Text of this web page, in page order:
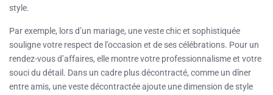
style.
Par exemple, lors d’un mariage, une veste chic et sophistiquée
souligne votre respect de l’occasion et de ses célébrations. Pour un
rendez-vous d’affaires, elle montre votre professionnalisme et votre
souci du détail. Dans un cadre plus décontracté, comme un dîner
entre amis, une veste décontractée ajoute une dimension de style